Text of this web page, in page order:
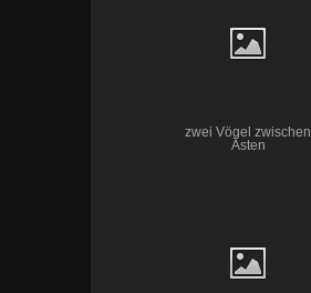
zwei Vögel zwischen
Ästen